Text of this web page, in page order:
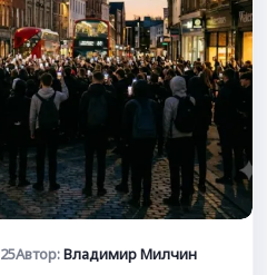
Автор:Владимир Милчин